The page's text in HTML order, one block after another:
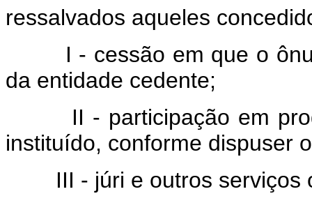
ressalvados aqueles
I - cessão em que o ônus
da entidade cedente;
II - participação em
instituído, conforme dispuser
III - júri e outros serviços